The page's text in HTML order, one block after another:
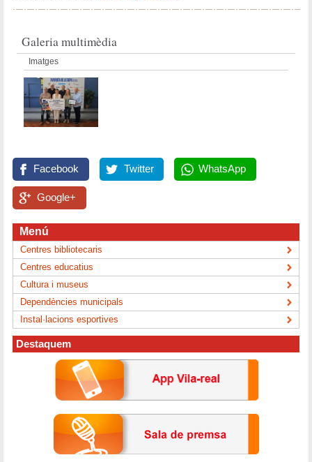
Galeria multimèdia
Imatges
Facebook Twitter WhatsApp
Google+
Menú
Centres bibliotecaris
Centres educatius
Cultura i museus
Dependències municipals
Instal·lacions esportives
Destaquem